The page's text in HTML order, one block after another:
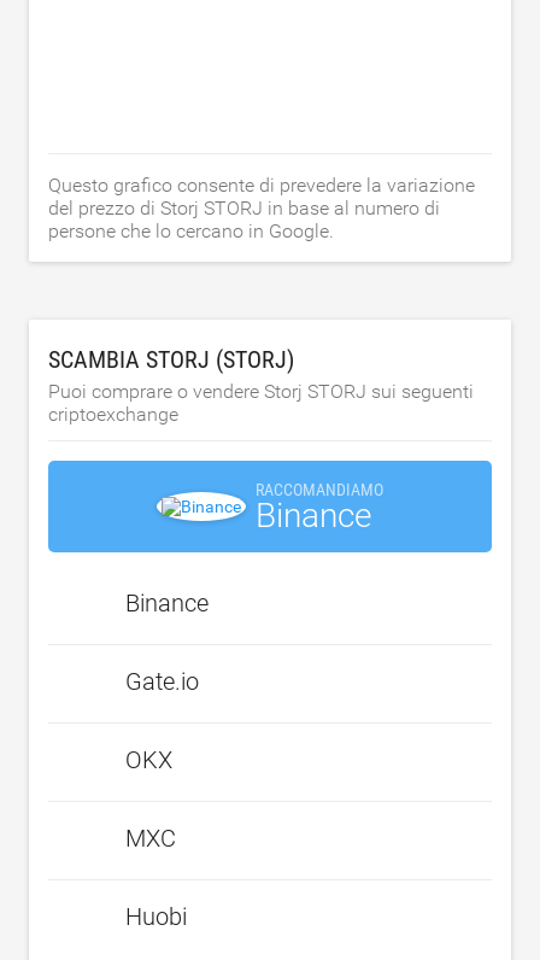
Questo grafico consente di prevedere la variazione
del prezzo di Storj STORJ in base al numero di
persone che lo cercano in Google.
SCAMBIA STORJ (STORJ)
Puoi comprare o vendere Storj STORJ sui seguenti
criptoexchange
RACCOMANDIAMO
Binance
Binance
Gate.io
OKX
MXC
Huobi